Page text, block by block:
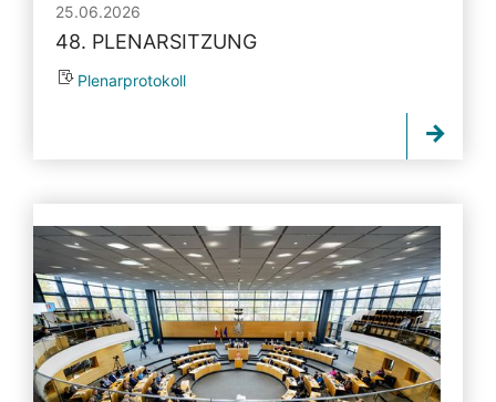
25.06.2026
48. PLENARSITZUNG
Plenarprotokoll